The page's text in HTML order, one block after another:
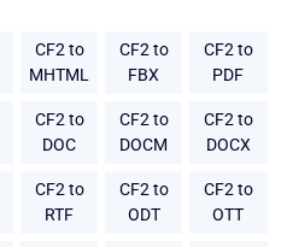
CF2 to
MHTML
CF2 to
FBX
CF2 to
PDF
CF2 to
DOC
CF2 to
DOCM
CF2 to
DOCX
CF2 to
RTF
CF2 to
ODT
CF2 to
OTT